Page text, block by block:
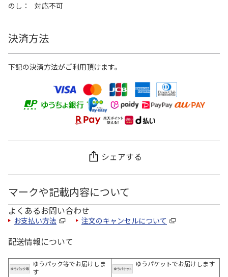
のし
対応不可
決済方法
下記の決済方法がご利用頂けます。
シェアする
マークや記載内容について
よくあるお問い合わせ
お支払い方法 注文のキャンセルについて
配送情報について
ゆうパック等でお届けしま
す
ゆうパケットでお届けします